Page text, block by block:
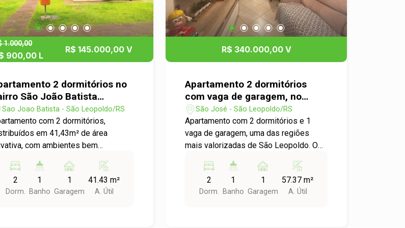
1.000,00
900,00 L
R$ 145.000,00 V
2 dormitórios no
São João Batista
para venda e
Sao Joao Batista - São Leopoldo/RS
com 2 dormitórios,
em 41,43m² de área
com ambientes bem
e conforto no dia a dia.
em condomínio no bairro
João Batista, em uma região
2
Dorm.
1
Banho
1
Garagem
41.43 m²
A. Útil
R$ 340.000,00 V
Apartamento 2 dormitórios
com vaga de garagem, no
Bairro São José em São
Leopoldo.
São José - São Leopoldo/RS
Apartamento com 2 dormitórios e 1
vaga de garagem, uma das regiões
mais valorizadas de São Leopoldo. O
distribuídos e ótima localização,
próximo o trensurb de São Leopoldo,
comércios, praças, escolas, mercados,
2
Dorm.
1
Banho
1
Garagem
57.37 m²
A. Útil